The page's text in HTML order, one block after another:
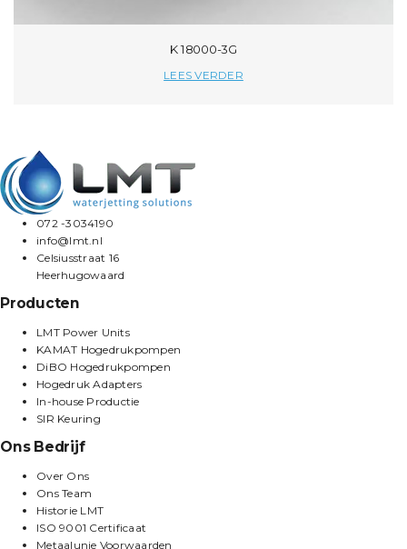
K 18000-3G
LEES VERDER
072 -3034190
info@lmt.nl
Celsiusstraat 16
Heerhugowaard
Producten
LMT Power Units
KAMAT Hogedrukpompen
DiBO Hogedrukpompen
Hogedruk Adapters
In-house Productie
SIR Keuring
Ons Bedrijf
Over Ons
Ons Team
Historie LMT
ISO 9001 Certificaat
Metaalunie Voorwaarden